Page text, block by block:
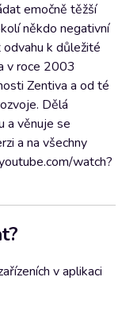
emočně těžší
někdo negativní
k důležité
v roce 2003
Zentiva a od té
Dělá
a věnuje se
a na všechny
watch?
v aplikaci